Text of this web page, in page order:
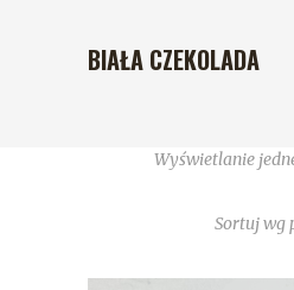
BIAŁA CZEKOLADA
Wyświetlanie
Sortuj wg